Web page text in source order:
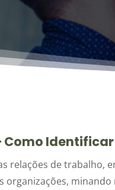
Como Identificar
relações de trabalho,
organizações,